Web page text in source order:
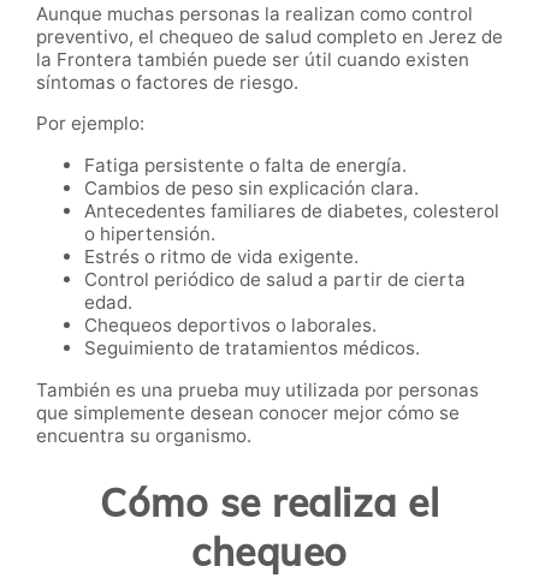
Aunque muchas personas la realizan como control
preventivo, el chequeo de salud completo en Jerez de
la Frontera también puede ser útil cuando existen
síntomas o factores de riesgo.
Por ejemplo:
Fatiga persistente o falta de energía.
Cambios de peso sin explicación clara.
Antecedentes familiares de diabetes, colesterol
o hipertensión.
Estrés o ritmo de vida exigente.
Control periódico de salud a partir de cierta
edad.
Chequeos deportivos o laborales.
Seguimiento de tratamientos médicos.
También es una prueba muy utilizada por personas
que simplemente desean conocer mejor cómo se
encuentra su organismo.
Cómo se realiza el
chequeo